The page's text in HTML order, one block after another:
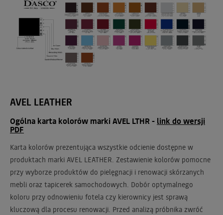
AVEL LEATHER
Ogólna karta kolorów marki AVEL LTHR - link do wersji
PDF
Karta kolorów prezentująca wszystkie odcienie dostępne w
produktach marki AVEL LEATHER. Zestawienie kolorów pomocne
przy wyborze produktów do pielęgnacji i renowacji skórzanych
mebli oraz tapicerek samochodowych. Dobór optymalnego
koloru przy odnowieniu fotela czy kierownicy jest sprawą
kluczową dla procesu renowacji. Przed analizą próbnika zwróć